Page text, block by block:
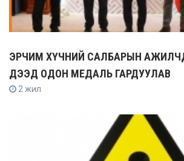
ЭРЧИМ ХҮЧНИЙ САЛБАРЫН
ДЭЭД ОДОН МЕДАЛЬ ГАРДУУЛАВ
2 жил